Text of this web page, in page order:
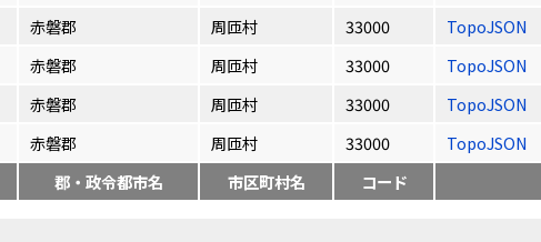
赤磐郡 周匝村 33000 TopoJSON
赤磐郡 周匝村 33000 TopoJSON
赤磐郡 周匝村 33000 TopoJSON
赤磐郡 周匝村 33000 TopoJSON
郡・政令都市名 市区町村名 コード